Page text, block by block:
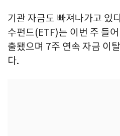
기관 자금도 빠져나가고 있
수펀드(ETF)는 이번 주 들
출됐으며 7주 연속 자금 이
다.